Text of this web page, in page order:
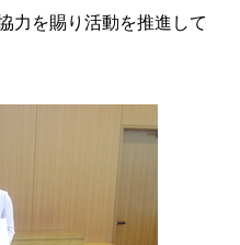
力を賜り活動を推進して